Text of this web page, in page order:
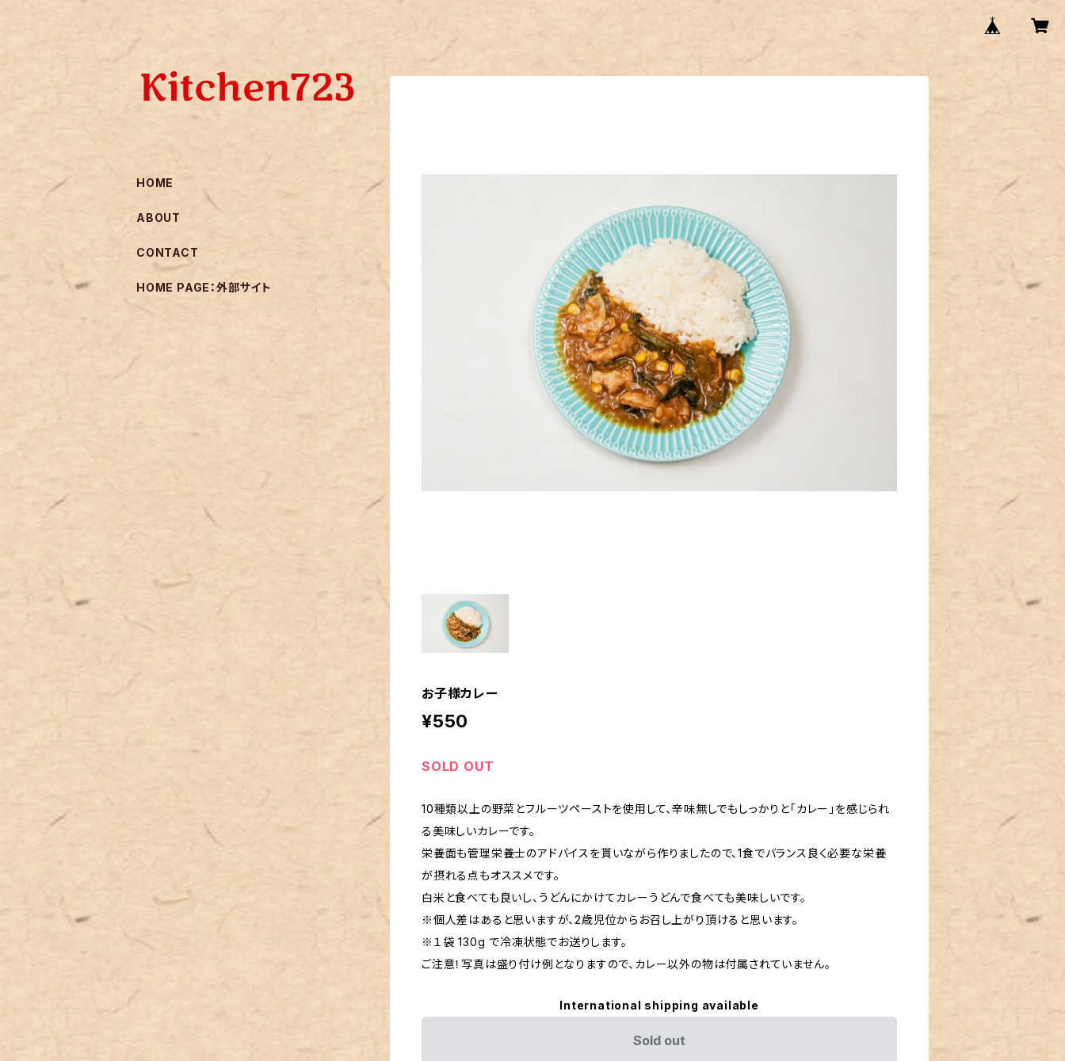
お子様カレー
¥550
SOLD OUT
10種類以上の野菜とフルーツペーストを使用して、辛味無しでもしっかりと「カレー」を感じられ
る美味しいカレーです。
栄養面も管理栄養士のアドバイスを貰いながら作りましたので、1食でバランス良く必要な栄養
が摂れる点もオススメです。
白米と食べても良いし、うどんにかけてカレーうどんで食べても美味しいです。
※個人差はあると思いますが、2歳児位からお召し上がり頂けると思います。
※１袋 130g で冷凍状態でお送りします。
ご注意！写真は盛り付け例となりますので、カレー以外の物は付属されていません。
International shipping available
Sold out
HOME
ABOUT
CONTACT
HOME PAGE：外部サイト